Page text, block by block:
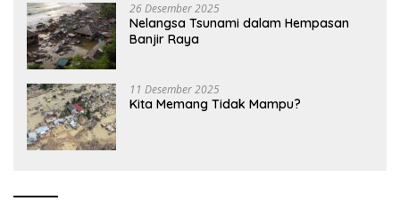
26 Desember 2025
Nelangsa Tsunami dalam Hempasan
Banjir Raya
11 Desember 2025
Kita Memang Tidak Mampu?